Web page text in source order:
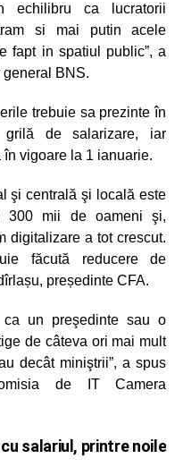
echilibru ca lucratorii
si mai putin acele
fapt in spatiul public”, a
BNS.
trebuie sa prezinte în
de salarizare, iar
vigoare la 1 ianuarie.
şi centrală şi locală este
300 mii de oameni şi,
digitalizare a tot crescut.
făcută reducere de
președinte CFA.
un preşedinte sau o
de câteva ori mai mult
decât miniştrii”, a spus
de IT Camera
salariul, printre noile